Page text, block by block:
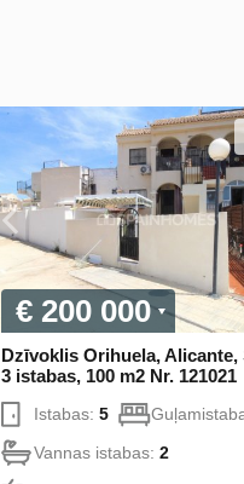
€ 200 000
Dzīvoklis Orihuela, Alicante,
3 istabas, 100 m2 Nr. 121021
Istabas: 5
Vannas istabas: 2